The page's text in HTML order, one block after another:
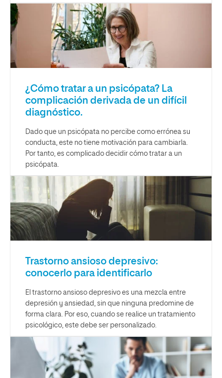
¿Cómo tratar a un psicópata? La
complicación derivada de un difícil
diagnóstico.
Dado que un psicópata no percibe como errónea su
conducta, este no tiene motivación para cambiarla.
Por tanto, es complicado decidir cómo tratar a un
psicópata.
Trastorno ansioso depresivo:
conocerlo para identificarlo
El trastorno ansioso depresivo es una mezcla entre
depresión y ansiedad, sin que ninguna predomine de
forma clara. Por eso, cuando se realice un tratamiento
psicológico, este debe ser personalizado.